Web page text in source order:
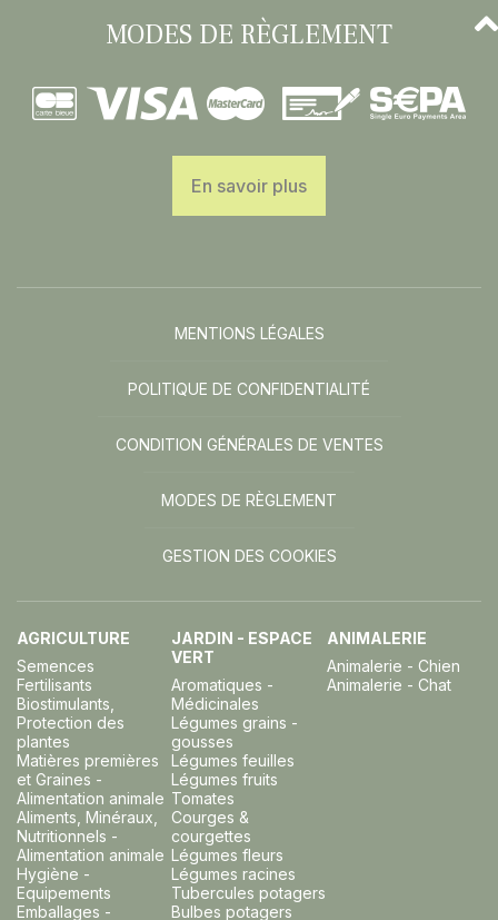
MODES DE RÈGLEMENT
En savoir plus
MENTIONS LÉGALES
POLITIQUE DE CONFIDENTIALITÉ
CONDITION GÉNÉRALES DE VENTES
MODES DE RÈGLEMENT
GESTION DES COOKIES
AGRICULTURE
Semences
Fertilisants
Biostimulants,
Protection des
plantes
Matières premières
et Graines -
Alimentation animale
Aliments, Minéraux,
Nutritionnels -
Alimentation animale
Hygiène -
Equipements
Emballages -
JARDIN - ESPACE
VERT
Aromatiques -
Médicinales
Légumes grains -
gousses
Légumes feuilles
Légumes fruits
Tomates
Courges &
courgettes
Légumes fleurs
Légumes racines
Tubercules potagers
Bulbes potagers
ANIMALERIE
Animalerie - Chien
Animalerie - Chat